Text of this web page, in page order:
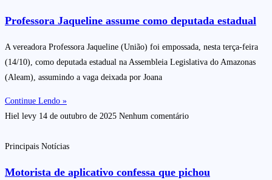
Professora Jaqueline assume como deputada estadual
A vereadora Professora Jaqueline (União) foi empossada, nesta terça-feira
(14/10), como deputada estadual na Assembleia Legislativa do Amazonas
(Aleam), assumindo a vaga deixada por Joana
Continue Lendo »
Hiel levy 14 de outubro de 2025 Nenhum comentário
Principais Notícias
Motorista de aplicativo confessa que pichou